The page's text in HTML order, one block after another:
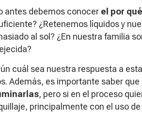
antes debemos conocer el por
¿Retenemos líquidos y
al sol? ¿En nuestra familia
cuál sea nuestra respuesta a
Además, es importante saber
, pero si en el proceso
principalmente con el uso de